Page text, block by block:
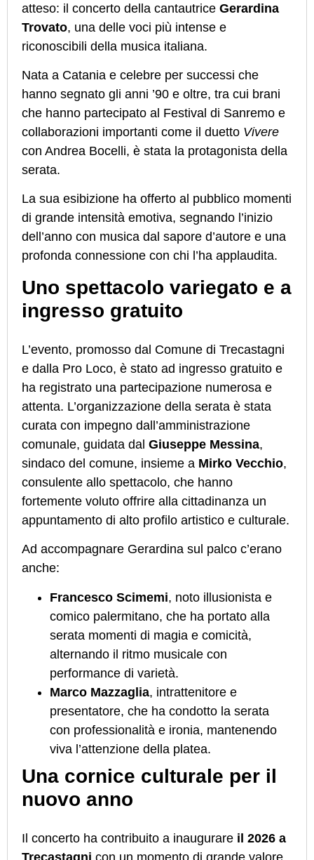
atteso: il concerto della cantautrice Gerardina
Trovato, una delle voci più intense e
riconoscibili della musica italiana.
Nata a Catania e celebre per successi che
hanno segnato gli anni ’90 e oltre, tra cui brani
che hanno partecipato al Festival di Sanremo e
collaborazioni importanti come il duetto Vivere
con Andrea Bocelli, è stata la protagonista della
serata.
La sua esibizione ha offerto al pubblico momenti
di grande intensità emotiva, segnando l’inizio
dell’anno con musica dal sapore d’autore e una
profonda connessione con chi l’ha applaudita.
Uno spettacolo variegato e a
ingresso gratuito
L’evento, promosso dal Comune di Trecastagni
e dalla Pro Loco, è stato ad ingresso gratuito e
ha registrato una partecipazione numerosa e
attenta. L’organizzazione della serata è stata
curata con impegno dall’amministrazione
comunale, guidata dal Giuseppe Messina,
sindaco del comune, insieme a Mirko Vecchio,
consulente allo spettacolo, che hanno
fortemente voluto offrire alla cittadinanza un
appuntamento di alto profilo artistico e culturale.
Ad accompagnare Gerardina sul palco c’erano
anche:
Francesco Scimemi, noto illusionista e
comico palermitano, che ha portato alla
serata momenti di magia e comicità,
alternando il ritmo musicale con
performance di varietà.
Marco Mazzaglia, intrattenitore e
presentatore, che ha condotto la serata
con professionalità e ironia, mantenendo
viva l’attenzione della platea.
Una cornice culturale per il
nuovo anno
Il concerto ha contribuito a inaugurare il 2026 a
Trecastagni con un momento di grande valore